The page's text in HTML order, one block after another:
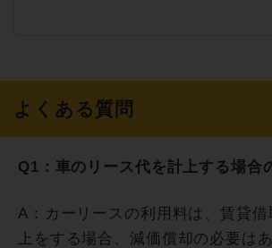
よくある質問
Q1：車のリース代を計上する場合
A：カーリースの利用料は、賃貸借
上をする場合、減価償却の必要は